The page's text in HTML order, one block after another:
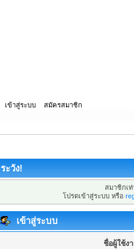
เข้าสู่ระบบ สมัครสมาชิก
ระวัง!
สมาชิกเ
โปรดเข้าสู่ระบบ หรือ
เข้าสู่ระบบ
ชื่อผู้ใช้ง